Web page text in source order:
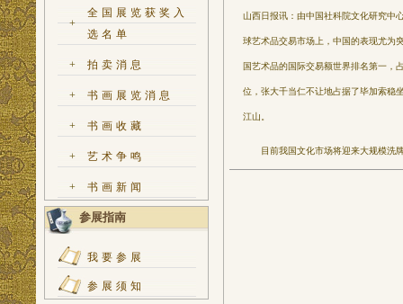
+
全国展览获奖入
选名单
+ 拍卖消息
+ 书画展览消息
+ 书画收藏
+ 艺术争鸣
+ 书画新闻
参展指南
我要参展
参展须知
山西日报讯：由中国社科院文化研究中
球艺术品交易市场上，中国的表现尤为
国艺术品的国际交易额世界排名第一，
位，张大千当仁不让地占据了毕加索稳
江山。
目前我国文化市场将迎来大规模洗牌